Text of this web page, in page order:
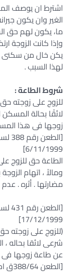
اشترط ان يوصف
الغير وان يكون
ما، يكون لهم حق
وإذا كانت الزوجة
يكن خال من سكنى
لهذا السبب .
شروط الطاعة :
للزوج على زوجته
لائقًا بحالة
زوجها فى هذا
6/11/1999]
الطاعة حق للزوج
ومالاً ، اتهام
مضارتها . أثره .
17/12/1999]
(للزوج على زوجته
شرعى لائقا بحاله
عن طاعة زوجها فى
[الطعن 388/64ق احوال شخصية ـ جلسة 16/11/ 1999]